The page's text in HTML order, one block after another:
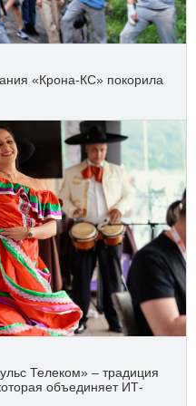
«Крона‑КС» покорила
Телеком» – традиция
объединяет ИТ-